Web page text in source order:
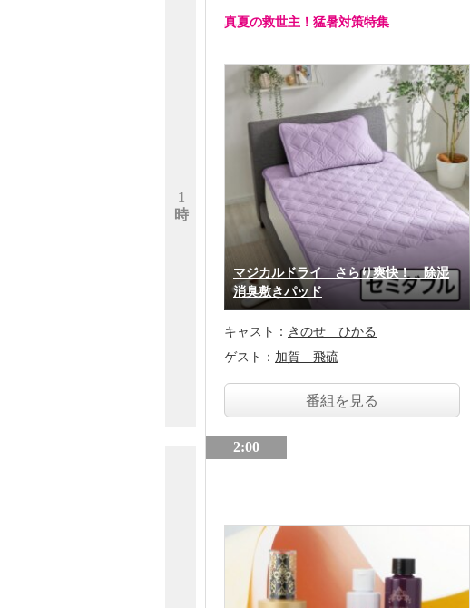
1
時
真夏の救世主！猛暑対策特集
マジカルドライ さらり爽快！ 除湿
消臭敷きパッド
キャスト： きのせ ひかる
ゲスト： 加賀 飛硫
番組を見る
2:00